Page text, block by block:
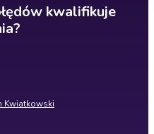
kwalifikuje
Kwiatkowski